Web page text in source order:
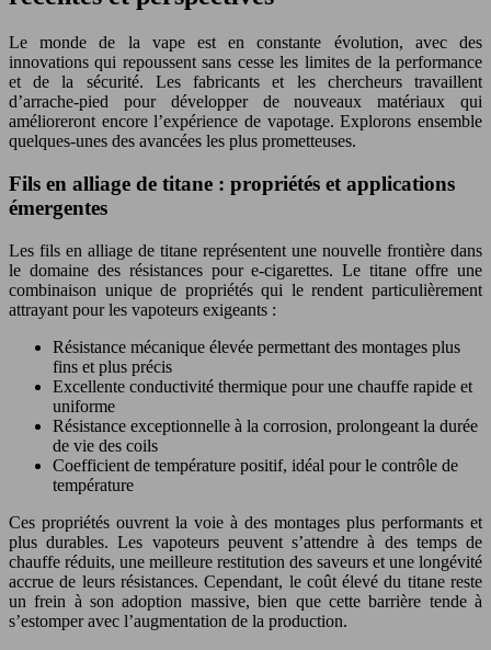
Le monde de la vape est en constante évolution, avec des
innovations qui repoussent sans cesse les limites de la performance
et de la sécurité. Les fabricants et les chercheurs travaillent
d’arrache-pied pour développer de nouveaux matériaux qui
amélioreront encore l’expérience de vapotage. Explorons ensemble
quelques-unes des avancées les plus prometteuses.
Fils en alliage de titane : propriétés et applications
émergentes
Les fils en alliage de titane représentent une nouvelle frontière dans
le domaine des résistances pour e-cigarettes. Le titane offre une
combinaison unique de propriétés qui le rendent particulièrement
attrayant pour les vapoteurs exigeants :
Résistance mécanique élevée permettant des montages plus
fins et plus précis
Excellente conductivité thermique pour une chauffe rapide et
uniforme
Résistance exceptionnelle à la corrosion, prolongeant la durée
de vie des coils
Coefficient de température positif, idéal pour le contrôle de
température
Ces propriétés ouvrent la voie à des montages plus performants et
plus durables. Les vapoteurs peuvent s’attendre à des temps de
chauffe réduits, une meilleure restitution des saveurs et une longévité
accrue de leurs résistances. Cependant, le coût élevé du titane reste
un frein à son adoption massive, bien que cette barrière tende à
s’estomper avec l’augmentation de la production.